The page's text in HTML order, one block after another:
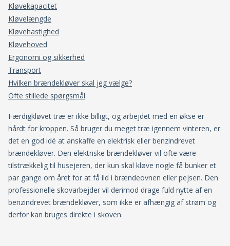
Kløvekapacitet
Kløvelængde
Kløvehastighed
Kløvehoved
Ergonomi og sikkerhed
Transport
Hvilken brændekløver skal jeg vælge?
Ofte stillede spørgsmål
Færdigkløvet træ er ikke billigt, og arbejdet med en økse er
hårdt for kroppen. Så bruger du meget træ igennem vinteren, er
det en god idé at anskaffe en elektrisk eller benzindrevet
brændekløver. Den elektriske brændekløver vil ofte være
tilstrækkelig til husejeren, der kun skal kløve nogle få bunker et
par gange om året for at få ild i brændeovnen eller pejsen. Den
professionelle skovarbejder vil derimod drage fuld nytte af en
benzindrevet brændekløver, som ikke er afhængig af strøm og
derfor kan bruges direkte i skoven.